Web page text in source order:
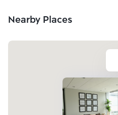
Nearby Places